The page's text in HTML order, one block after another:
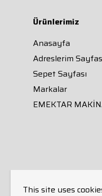
This site uses
Ürünlerimiz
Anasayfa
Adreslerim
Sepet Sayfası
Markalar
EMEKTAR